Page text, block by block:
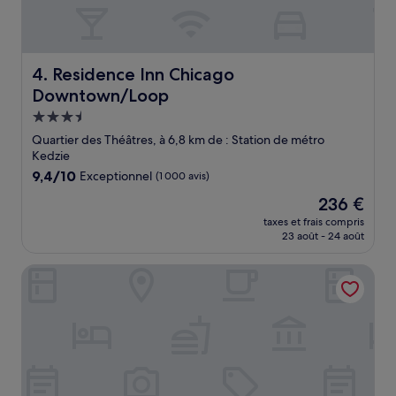
4. Residence Inn Chicago
Downtown/Loop
Residence Inn Chicago Downtown/Loop
Hébergement
3.5 étoiles
Quartier des Théâtres, à 6,8 km de : Station de métro
Kedzie
9.4
9,4/10 Exceptionnel (1 000 avis)
Le
nouveau
prix
de
236 €
236 €
taxes et frais compris
23 août - 24 août